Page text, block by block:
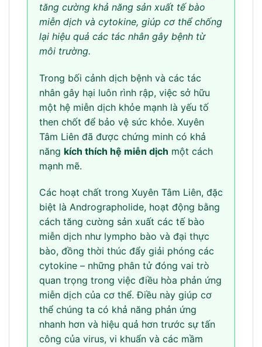
tăng cường khả năng sản xuất tế bào
miễn dịch và cytokine, giúp cơ thể chống
lại hiệu quả các tác nhân gây bệnh từ
môi trường.
Trong bối cảnh dịch bệnh và các tác
nhân gây hại luôn rình rập, việc sở hữu
một hệ miễn dịch khỏe mạnh là yếu tố
then chốt để bảo vệ sức khỏe. Xuyên
Tâm Liên đã được chứng minh có khả
năng kích thích hệ miễn dịch một cách
mạnh mẽ.
Các hoạt chất trong Xuyên Tâm Liên, đặc
biệt là Andrographolide, hoạt động bằng
cách tăng cường sản xuất các tế bào
miễn dịch như lympho bào và đại thực
bào, đồng thời thúc đẩy giải phóng các
cytokine – những phân tử đóng vai trò
quan trọng trong việc điều hòa phản ứng
miễn dịch của cơ thể. Điều này giúp cơ
thể chúng ta có khả năng phản ứng
nhanh hơn và hiệu quả hơn trước sự tấn
công của virus, vi khuẩn và các mầm